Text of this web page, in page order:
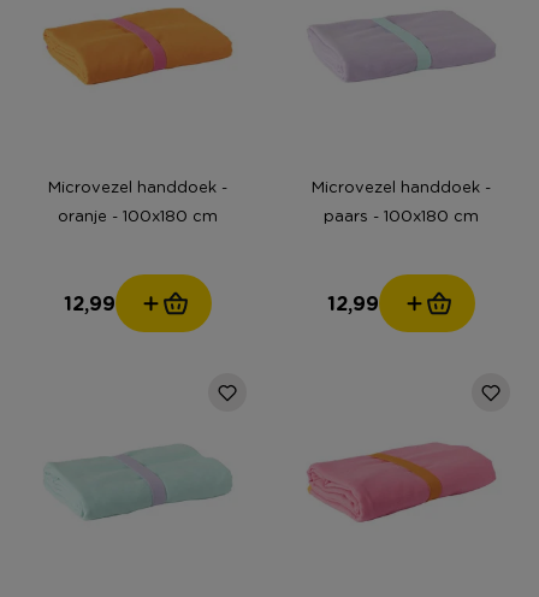
Microvezel handdoek -
oranje - 100x180 cm
12,99
Microvezel handdoek -
paars - 100x180 cm
12,99